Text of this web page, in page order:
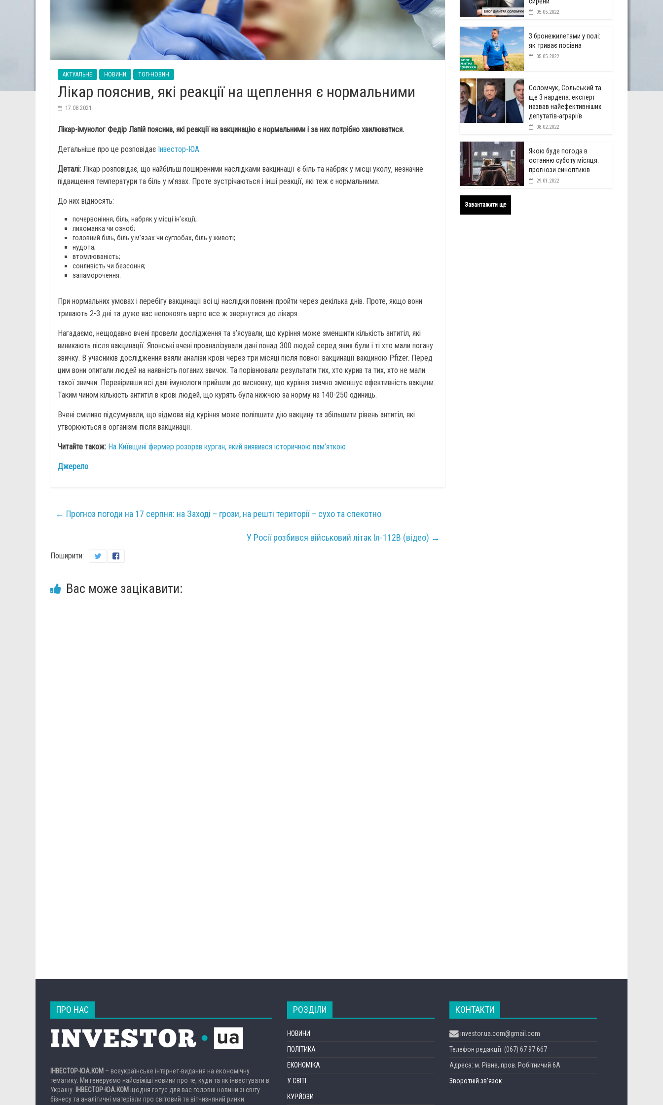
АКТУАЛЬНЕ НОВИНИ ТОП-НОВИН
Лікар пояснив, які реакції на щеплення є нормальними
17.08.2021
Лікар-імунолог Федір Лапій пояснив, які реакції на вакцинацію є нормальними і за них потрібно хвилюватися.
Детальніше про це розповідає Інвестор-ЮА.
Деталі: Лікар розповідає, що найбільш поширеними наслідками вакцинації є біль та набряк у місці уколу, незначне
підвищення температури та біль у м’язах. Проте зустрічаються і інші реакції, які теж є нормальними.
До них відносять:
почервоніння, біль, набряк у місці ін’єкції;
лихоманка чи озноб;
головний біль, біль у м’язах чи суглобах, біль у животі;
нудота;
втомлюваність;
сонливість чи безсоння;
запаморочення.
При нормальних умовах і перебігу вакцинації всі ці наслідки повинні пройти через декілька днів. Проте, якщо вони
тривають 2-3 дні та дуже вас непокоять варто все ж звернутися до лікаря.
Нагадаємо, нещодавно вчені провели дослідження та з’ясували, що куріння може зменшити кількість антитіл, які
виникають після вакцинації. Японські вчені проаналізували дані понад 300 людей серед яких були і ті хто мали погану
звичку. В учасників дослідження взяли аналізи крові через три місяці після повної вакцинації вакциною Pfizer. Перед
цим вони опитали людей на наявність поганих звичок. Та порівнювали результати тих, хто курив та тих, хто не мали
такої звички. Перевіривши всі дані імунологи прийшли до висновку, що куріння значно зменшує ефективність вакцини.
Таким чином кількість антитіл в крові людей, що курять була нижчою за норму на 140-250 одиниць.
Вчені сміливо підсумували, що відмова від куріння може поліпшити дію вакцину та збільшити рівень антитіл, які
утворюються в організмі після вакцинації.
Читайте також: На Київщині фермер розорав курган, який виявився історичною пам’яткою
Джерело
← Прогноз погоди на 17 серпня: на Заході – грози, на решті території – сухо та спекотно
У Росії розбився військовий літак Іл-112В (відео) →
Поширити:
Вас може зацікавити:
05.05.2022
З бронежилетами у полі:
як триває посівна
05.05.2022
Соломчук, Сольський та
ще 3 нардепа: експерт
назвав найефективніших
депутатів-аграріїв
08.02.2022
Якою буде погода в
останню суботу місяця:
прогнози синоптиків
29.01.2022
Завантажити ще
ПРО НАС
ІНВЕСТОР-ЮА.КОМ – всеукраїнське інтернет-видання на економічну
тематику. Ми генеруємо найсвіжіші новини про те, куди та як інвестувати в
Україну.
ІНВЕСТОР-ЮА.КОМ щодня готує для вас головні новини зі світу
бізнесу та аналітичні матеріали про світовий та вітчизняний ринки.
РОЗДІЛИ
НОВИНИ
ПОЛІТИКА
ЕКОНОМІКА
У СВІТІ
КУРЙОЗИ
КОНТАКТИ
investor.ua.com@gmail.com
Телефон редакції: (067) 67 97 667
Адреса: м. Рівне, пров. Робітничий 6А
Зворотній зв’язок